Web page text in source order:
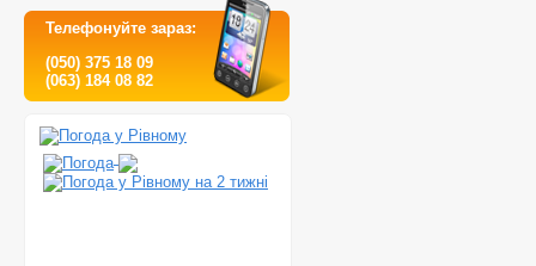
Телефонуйте зараз:
(050) 375 18 09
(063) 184 08 82